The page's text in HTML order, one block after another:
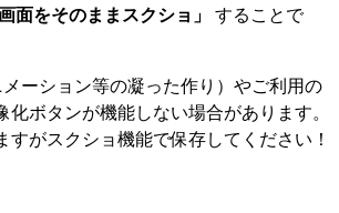
画面をそのままスクショ」 することで
ーション等の凝った作り）やご利用の
ボタンが機能しない場合があります。
すがスクショ機能で保存してください！